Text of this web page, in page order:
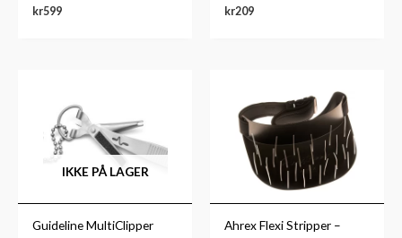
kr599 kr209
IKKE PÅ LAGER
Guideline MultiClipper
Ahrex Flexi Stripper –